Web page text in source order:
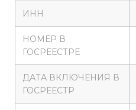
ИНН
НОМЕР В
ГОСРЕЕСТРЕ
ДАТА ВКЛЮЧЕНИЯ В
ГОСРЕЕСТР